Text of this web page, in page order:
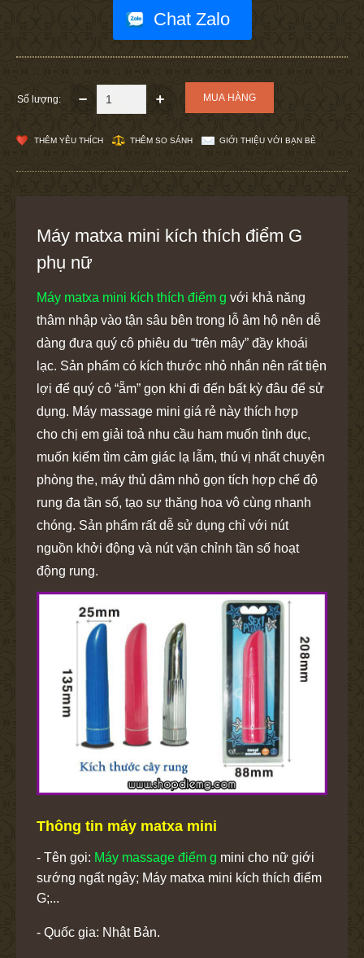
Chat Zalo
Số lượng:
THÊM YÊU THÍCH THÊM SO SÁNH GIỚI THIỆU VỚI BẠN BÈ
Máy matxa mini kích thích điểm G
phụ nữ
Máy matxa mini kích thích điểm g với khả năng
thâm nhập vào tận sâu bên trong lỗ âm hộ nên dễ
dàng đưa quý cô phiêu du “trên mây” đầy khoái
lạc. Sản phẩm có kích thước nhỏ nhắn nên rất tiện
lợi để quý cô “ẵm” gọn khi đi đến bất kỳ đâu để sử
dụng. Máy massage mini giá rẻ này thích hợp
cho chị em giải toả nhu cầu ham muốn tình dục,
muốn kiếm tìm cảm giác lạ lẫm, thú vị nhất chuyện
phòng the, máy thủ dâm nhỏ gọn tích hợp chế độ
rung đa tần số, tạo sự thăng hoa vô cùng nhanh
chóng. Sản phẩm rất dễ sử dụng chỉ với nút
nguồn khởi động và nút vặn chỉnh tần số hoạt
động rung.
Thông tin máy matxa mini
- Tên gọi: Máy massage điểm g mini cho nữ giới
sướng ngất ngây; Máy matxa mini kích thích điểm
G;...
- Quốc gia: Nhật Bản.